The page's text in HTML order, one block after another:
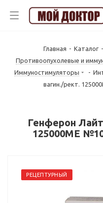
Главная - Каталог -
Противоопухолевые и
Иммуностимуляторы
-
вагин./рект.
Генферон
125000МЕ
РЕЦЕПТУРНЫЙ